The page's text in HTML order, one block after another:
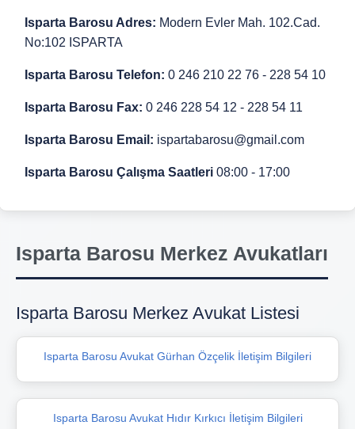
Isparta Barosu Adres: Modern Evler Mah. 102.Cad.
No:102 ISPARTA
Isparta Barosu Telefon: 0 246 210 22 76 - 228 54 10
Isparta Barosu Fax: 0 246 228 54 12 - 228 54 11
Isparta Barosu Email: ispartabarosu@gmail.com
Isparta Barosu Çalışma Saatleri 08:00 - 17:00
Isparta Barosu Merkez Avukatları
Isparta Barosu Merkez Avukat Listesi
Isparta Barosu Avukat Gürhan Özçelik İletişim Bilgileri
Isparta Barosu Avukat Hıdır Kırkıcı İletişim Bilgileri